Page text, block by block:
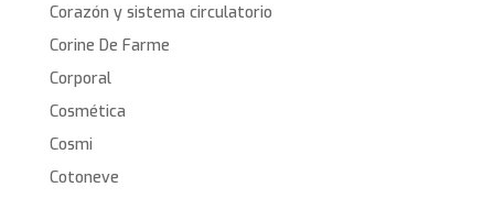
Corazón y sistema circulatorio
Corine De Farme
Corporal
Cosmética
Cosmi
Cotoneve